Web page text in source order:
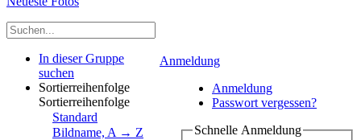
Anmeldung
Anmeldung
Passwort vergessen?
Schnelle Anmeldung
In dieser Gruppe
suchen
Sortierreihenfolge
Sortierreihenfolge
Standard
Bildname, A → Z